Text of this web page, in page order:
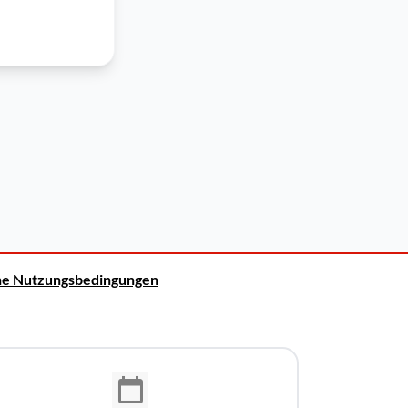
Nutzungsbedingungen